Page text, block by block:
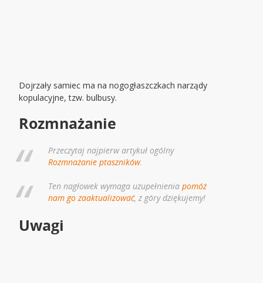
Dojrzały samiec ma na nogogłaszczkach narządy
kopulacyjne, tzw. bulbusy.
Rozmnażanie
Przeczytaj najpierw artykuł ogólny
Rozmnażanie ptaszników.
Ten nagłowek wymaga uzupełnieniapomóż
nam go zaaktualizować, z góry dziękujemy!
Uwagi